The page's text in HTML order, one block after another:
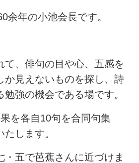
年の小池会長です。
て、俳句の目や心、五感を
か見えないものを探し、詩
勉強の機会である場です。
を各自10句を合同句集
たします。
・五で芭蕉さんに近づけま